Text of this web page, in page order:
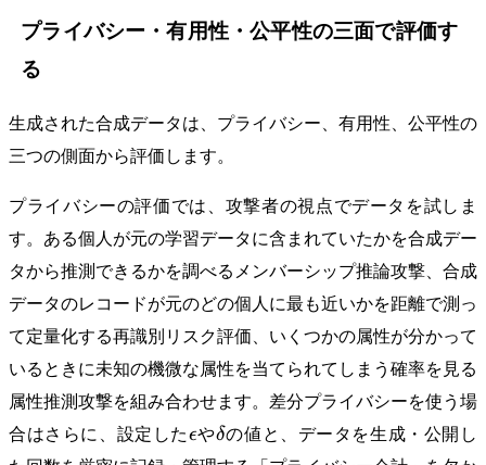
プライバシー・有用性・公平性の三面で評価す
る
生成された合成データは、プライバシー、有用性、公平性の
三つの側面から評価します。
プライバシーの評価では、攻撃者の視点でデータを試しま
す。ある個人が元の学習データに含まれていたかを合成デー
タから推測できるかを調べるメンバーシップ推論攻撃、合成
データのレコードが元のどの個人に最も近いかを距離で測っ
て定量化する再識別リスク評価、いくつかの属性が分かって
いるときに未知の機微な属性を当てられてしまう確率を見る
属性推測攻撃を組み合わせます。差分プライバシーを使う場
合はさらに、設定した\epsilon
ϵや\delta
δの値と、データを生成・公開し